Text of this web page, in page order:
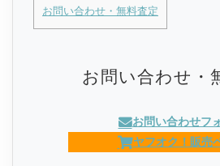
お問い合わせ・無料査定
お問い合わせ・
お問い合わせフ
ヤフオク！販売